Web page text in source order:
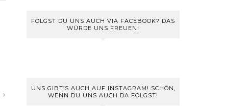
FOLGST DU UNS AUCH VIA FACEBOOK? DAS
WÜRDE UNS FREUEN!
UNS GIBT’S AUCH AUF INSTAGRAM! SCHÖN,
WENN DU UNS AUCH DA FOLGST!